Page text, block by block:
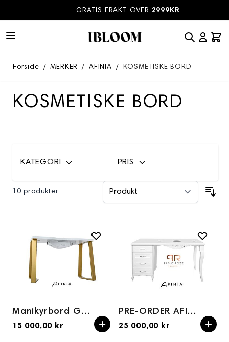
GRATIS FRAKT OVER2999KR
Forside / MERKER / AFINIA / KOSMETISKE BORD
KOSMETISKE BORD
KATEGORI PRIS
10 produkter
Manikyrbord Gold med Støvsamler NDC 2000 AFINIA Art Déco
15 000,00 kr
PRE-ORDER AFINIA 1 week Royal by Pablo Rozz cosmetic table
25 000,00 kr